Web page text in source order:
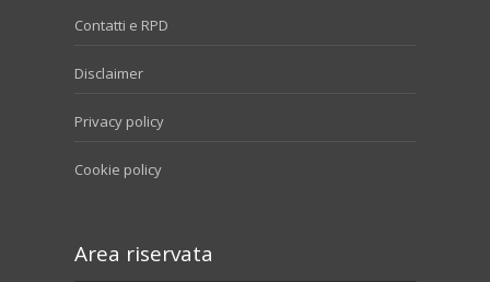
Contatti e RPD
Disclaimer
Privacy policy
Cookie policy
Area riservata